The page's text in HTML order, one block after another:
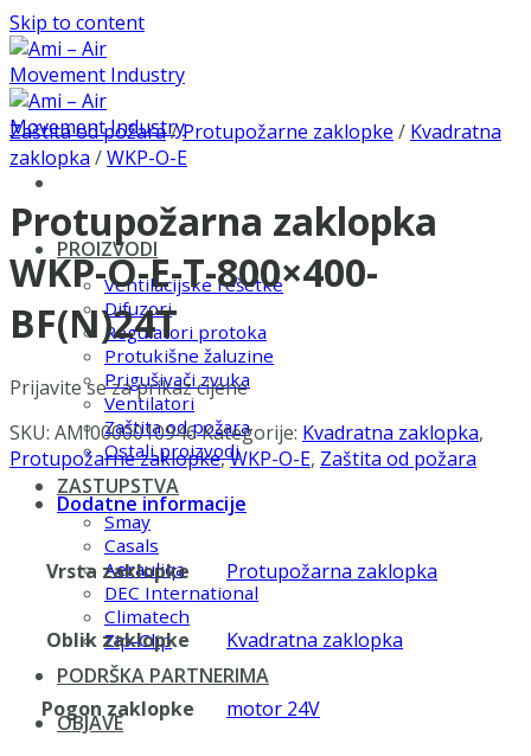
Skip to content
PROIZVODI
Ventilacijske rešetke
Difuzori
Regulatori protoka
Protukišne žaluzine
Prigušivači zvuka
Ventilatori
Zaštita od požara
Ostali proizvodi
ZASTUPSTVA
Smay
Casals
Aerauliqa
DEC International
Climatech
Zip-Clip
PODRŠKA PARTNERIMA
OBJAVE
Zaštita od požara/Protupožarne zaklopke / Kvadratna
zaklopka /WKP-O-E
Protupožarna zaklopka
WKP-O-E-T-800×400-
BF(N)24T
Prijavite se za prikaz cijene
SKU: AMI0000010946Kategorije: Kvadratna zaklopka,
Protupožarne zaklopke,WKP-O-E, Zaštita od požara
Dodatne informacije
Vrsta zaklopke Protupožarna zaklopka
Oblik zaklopke Kvadratna zaklopka
Pogon zaklopke motor 24V